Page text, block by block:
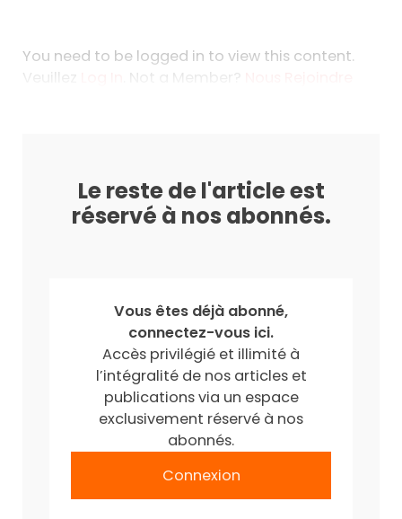
You need to be logged in to view this content.
Veuillez
. Not a Member?
Le reste de l'article est
réservé à nos abonnés.
Vous êtes déjà abonné,
connectez-vous ici.
Accès privilégié et illimité à
l’intégralité de nos articles et
publications via un espace
exclusivement réservé à nos
abonnés.
Connexion